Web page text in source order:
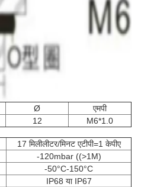
Ø
एमपी
12
M6*1.0
17 मिलीलीटर/मिनट एटीपी=1 केपीए
-120mbar ((>1M)
-50°C-150°C
IP68 या IP67